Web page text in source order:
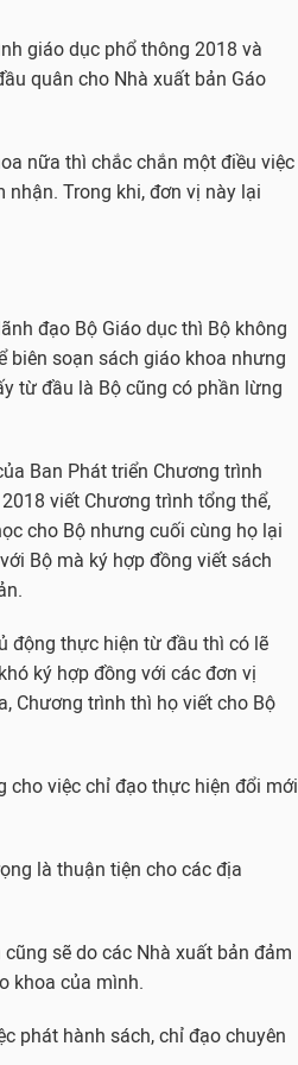
giáo dục phổ thông 2018 và
quân cho Nhà xuất bản Gáo
nữa thì chắc chắn một điều việc
nhận. Trong khi, đơn vị này lại
đạo Bộ Giáo dục thì Bộ không
biên soạn sách giáo khoa nhưng
từ đầu là Bộ cũng có phần lừng
Ban Phát triển Chương trình
viết Chương trình tổng thể,
cho Bộ nhưng cuối cùng họ lại
Bộ mà ký hợp đồng viết sách
động thực hiện từ đầu thì có lẽ
ký hợp đồng với các đơn vị
Chương trình thì họ viết cho Bộ
cho việc chỉ đạo thực hiện đổi mới
là thuận tiện cho các địa
sẽ do các Nhà xuất bản đảm
khoa của mình.
phát hành sách, chỉ đạo chuyên